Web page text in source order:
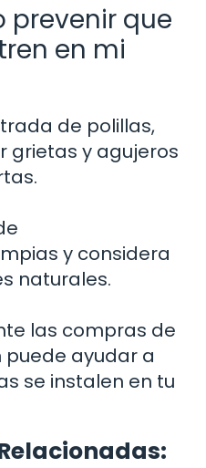
prevenir que
en mi
de polillas,
grietas y agujeros
y considera
naturales.
las compras de
ayudar a
se instalen en tu